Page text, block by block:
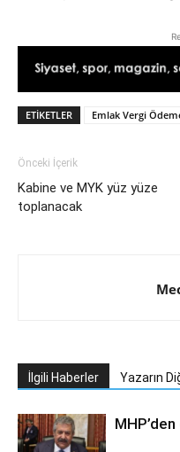
ETIKETLER Emlak Vergi
Önceki İçerik
Kabine ve MYK yüz yüze
toplanacak
İlgili Haberler Yazarın